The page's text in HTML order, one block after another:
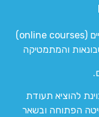
המרכז המוביל והמקצועי לקורסים דיגיטליים (online courses)
והמתמטיקה
להוציא תעודת
הפתוחה ובשאר